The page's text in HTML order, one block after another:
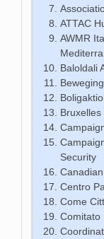
ATTAC
AWMR
Baloldali
Security
Centro
Come
Comitato